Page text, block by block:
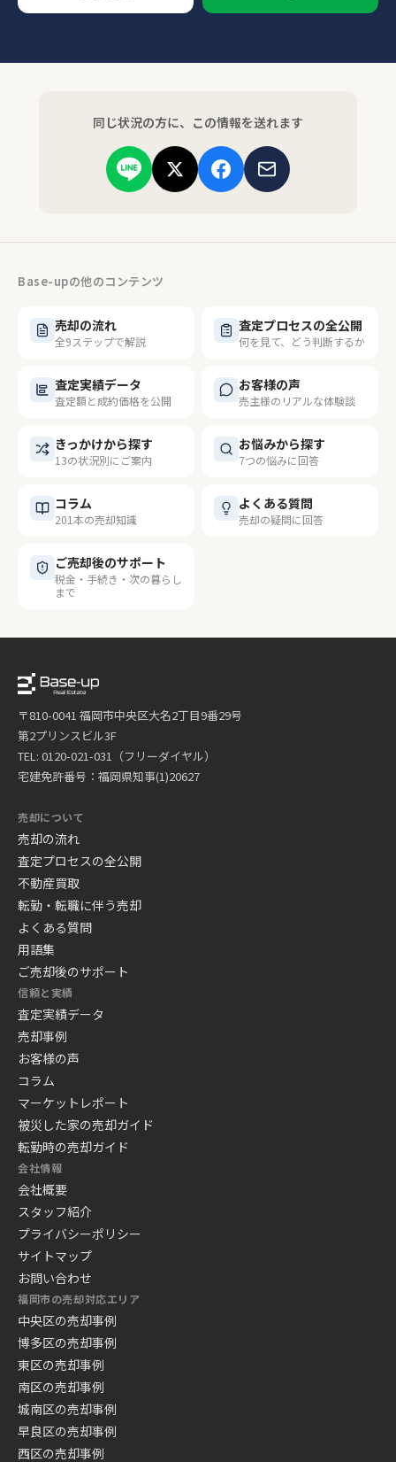
同じ状況の方に、この情報を送れます
Base-upの他のコンテンツ
売却の流れ
全9ステップで解説
査定プロセスの全公開
何を見て、どう判断するか
査定実績データ
査定額と成約価格を公開
お客様の声
売主様のリアルな体験談
きっかけから探す
13の状況別にご案内
お悩みから探す
7つの悩みに回答
コラム
201本の売却知識
よくある質問
売却の疑問に回答
ご売却後のサポート
税金・手続き・次の暮らし
まで
〒810-0041 福岡市中央区大名2丁目9番29号
第2プリンスビル3F
TEL: 0120-021-031（フリーダイヤル）
宅建免許番号：福岡県知事(1)20627
売却について
売却の流れ
査定プロセスの全公開
不動産買取
転勤・転職に伴う売却
よくある質問
用語集
ご売却後のサポート
信頼と実績
査定実績データ
売却事例
お客様の声
コラム
マーケットレポート
被災した家の売却ガイド
転勤時の売却ガイド
会社情報
会社概要
スタッフ紹介
プライバシーポリシー
サイトマップ
お問い合わせ
福岡市の売却対応エリア
中央区の売却事例
博多区の売却事例
東区の売却事例
南区の売却事例
城南区の売却事例
早良区の売却事例
西区の売却事例